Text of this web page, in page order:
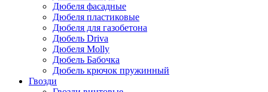
Дюбеля фасадные
Дюбеля пластиковые
Дюбеля для газобетона
Дюбель Driva
Дюбеля Molly
Дюбель Бабочка
Дюбель крючок пружинный
Гвозди